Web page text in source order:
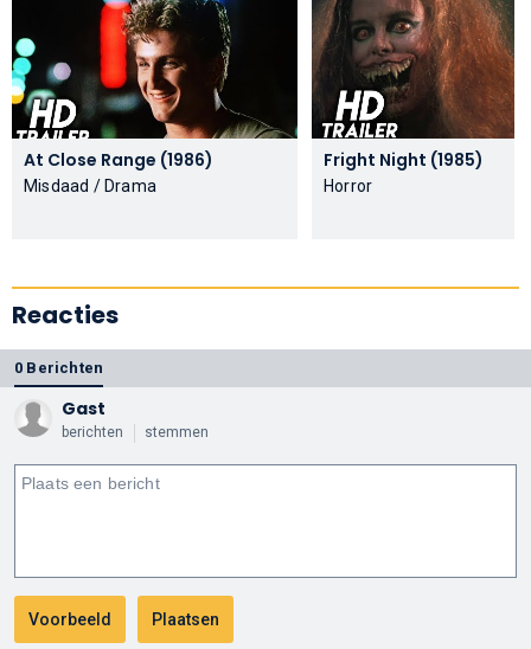
At Close Range (1986)
Misdaad / Drama
Fright Night (1985)
Horror
Reacties
0 Berichten
Gast
berichten stemmen